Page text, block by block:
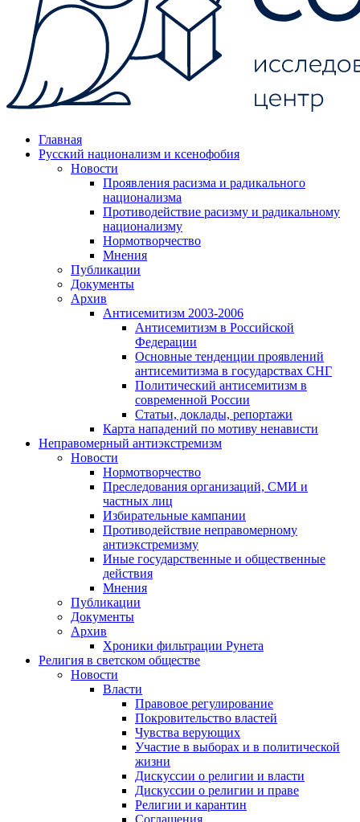
Главная
Русский национализм и ксенофобия
Новости
Проявления расизма и радикального
национализма
Противодействие расизму и радикальному
национализму
Нормотворчество
Мнения
Публикации
Документы
Архив
Антисемитизм 2003-2006
Антисемитизм в Российской
Федерации
Основные тенденции проявлений
антисемитизма в государствах СНГ
Политический антисемитизм в
современной России
Статьи, доклады, репортажи
Карта нападений по мотиву ненависти
Неправомерный антиэкстремизм
Новости
Нормотворчество
Преследования организаций, СМИ и
частных лиц
Избирательные кампании
Противодействие неправомерному
антиэкстремизму
Иные государственные и общественные
действия
Мнения
Публикации
Документы
Архив
Хроники фильтрации Рунета
Религия в светском обществе
Новости
Власти
Правовое регулирование
Покровительство властей
Чувства верующих
Участие в выборах и в политической
жизни
Дискуссии о религии и власти
Дискуссии о религии и праве
Религии и карантин